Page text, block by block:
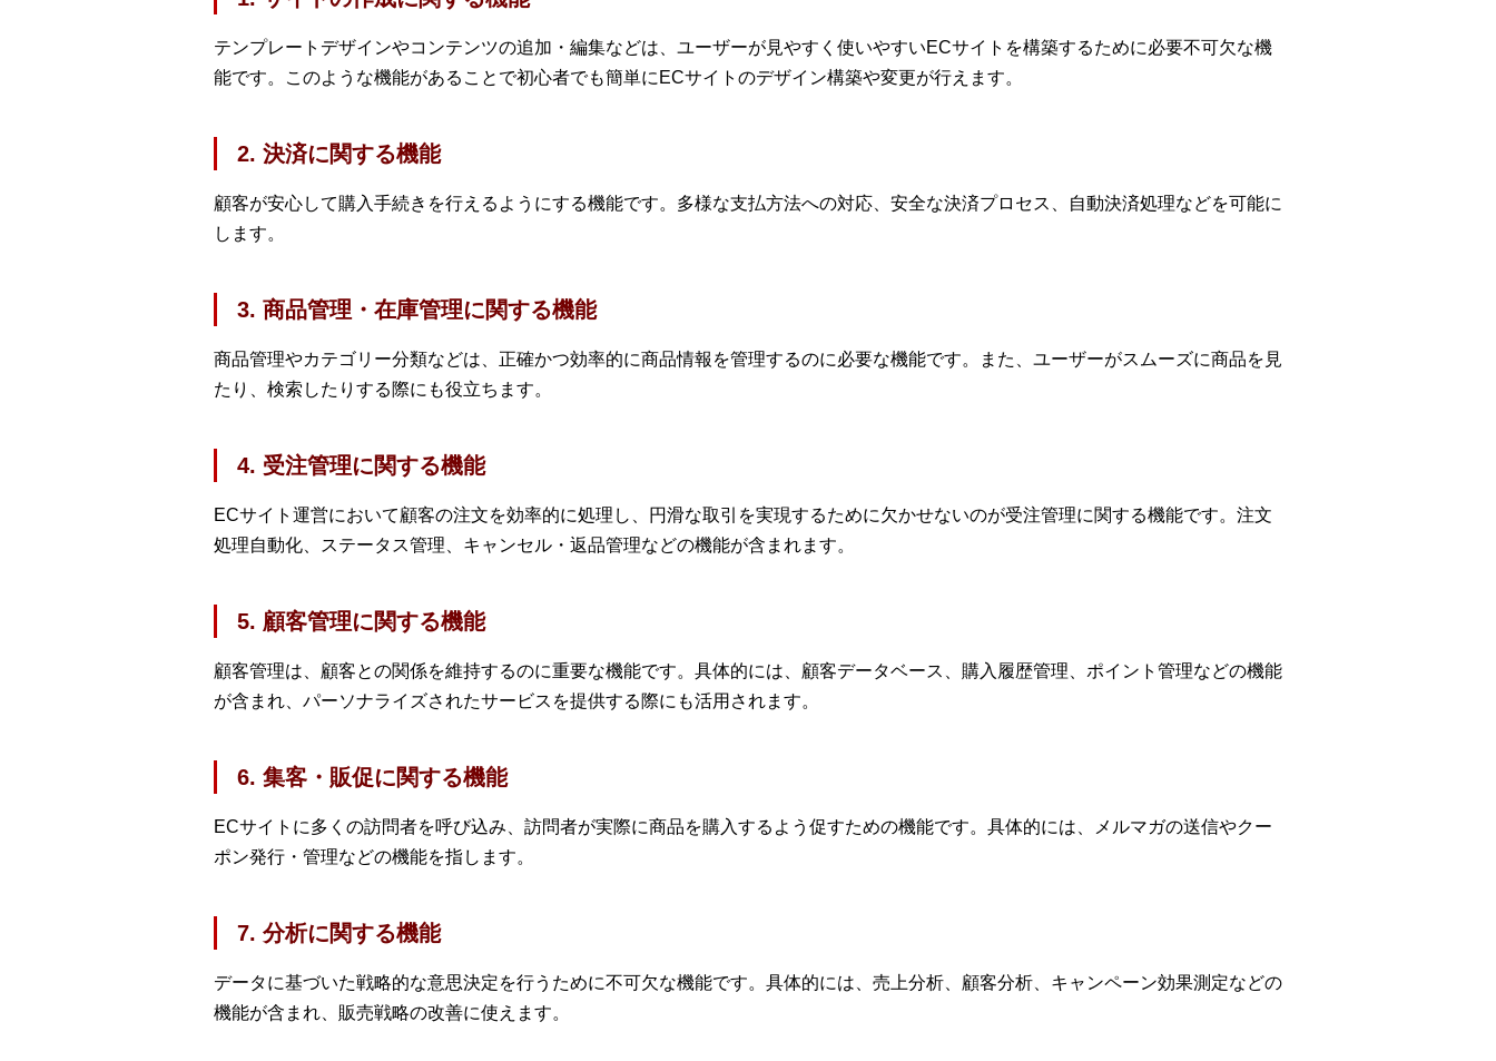
テンプレートデザインやコンテンツの追加・編集などは、ユーザーが見やすく使いやすいECサイトを構築するために必要不可欠な機
能です。このような機能があることで初心者でも簡単にECサイトのデザイン構築や変更が行えます。
2. 決済に関する機能
顧客が安心して購入手続きを行えるようにする機能です。多様な支払方法への対応、安全な決済プロセス、自動決済処理などを可能に
します。
3. 商品管理・在庫管理に関する機能
商品管理やカテゴリー分類などは、正確かつ効率的に商品情報を管理するのに必要な機能です。また、ユーザーがスムーズに商品を見
たり、検索したりする際にも役立ちます。
4. 受注管理に関する機能
ECサイト運営において顧客の注文を効率的に処理し、円滑な取引を実現するために欠かせないのが受注管理に関する機能です。注文
処理自動化、ステータス管理、キャンセル・返品管理などの機能が含まれます。
5. 顧客管理に関する機能
顧客管理は、顧客との関係を維持するのに重要な機能です。具体的には、顧客データベース、購入履歴管理、ポイント管理などの機能
が含まれ、パーソナライズされたサービスを提供する際にも活用されます。
6. 集客・販促に関する機能
ECサイトに多くの訪問者を呼び込み、訪問者が実際に商品を購入するよう促すための機能です。具体的には、メルマガの送信やクー
ポン発行・管理などの機能を指します。
7. 分析に関する機能
データに基づいた戦略的な意思決定を行うために不可欠な機能です。具体的には、売上分析、顧客分析、キャンペーン効果測定などの
機能が含まれ、販売戦略の改善に使えます。